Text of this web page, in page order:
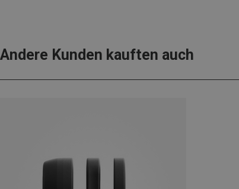
Andere Kunden kauften auch